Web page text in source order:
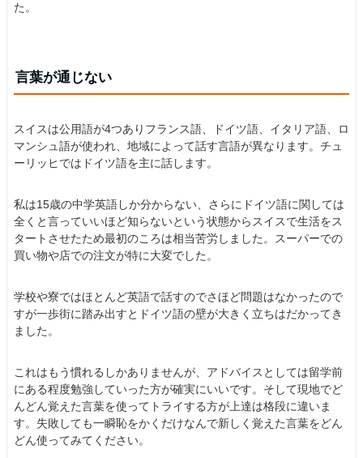
た。
言葉が通じない
スイスは公用語が4つありフランス語、ドイツ語、イタリア語、ロ
マンシュ語が使われ、地域によって話す言語が異なります。チュ
ーリッヒではドイツ語を主に話します。
私は15歳の中学英語しか分からない、さらにドイツ語に関しては
全くと言っていいほど知らないという状態からスイスで生活をス
タートさせたため最初のころは相当苦労しました。スーパーでの
買い物や店での注文が特に大変でした。
学校や寮ではほとんど英語で話すのでさほど問題はなかったので
すが一歩街に踏み出すとドイツ語の壁が大きく立ちはだかってき
ました。
これはもう慣れるしかありませんが、アドバイスとしては留学前
にある程度勉強していった方が確実にいいです。そして現地でど
んどん覚えた言葉を使ってトライする方が上達は格段に違いま
す。失敗しても一瞬恥をかくだけなんで新しく覚えた言葉をどん
どん使ってみてください。